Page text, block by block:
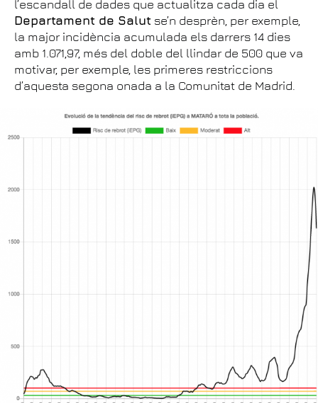
l’escandall de dades que actualitza cada dia el
Departament de Salut se’n desprèn, per exemple,
la major incidència acumulada els darrers 14 dies
amb 1.071,97, més del doble del llindar de 500 que va
motivar, per exemple, les primeres restriccions
d’aquesta segona onada a la Comunitat de Madrid.